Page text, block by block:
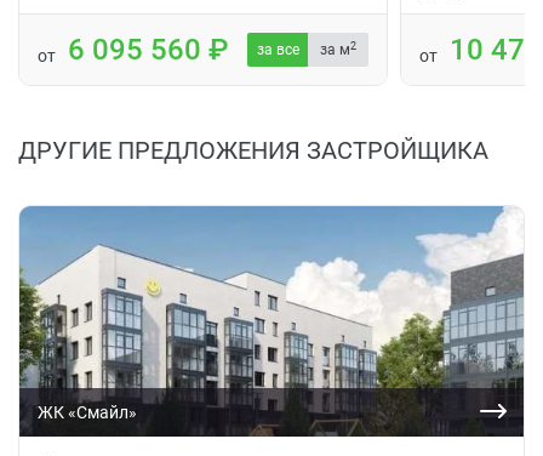
от 6 095 560 за все за м2
от 10
ДРУГИЕ ПРЕДЛОЖЕНИЯ ЗАСТРОЙЩИКА
ЖК «Смайл»